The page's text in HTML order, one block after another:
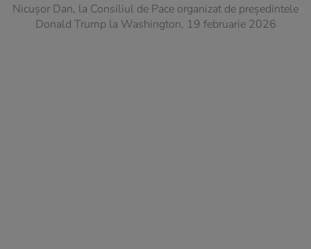
Nicușor Dan, la Consiliul de Pace organizat de președintele
Donald Trump la Washington, 19 februarie 2026